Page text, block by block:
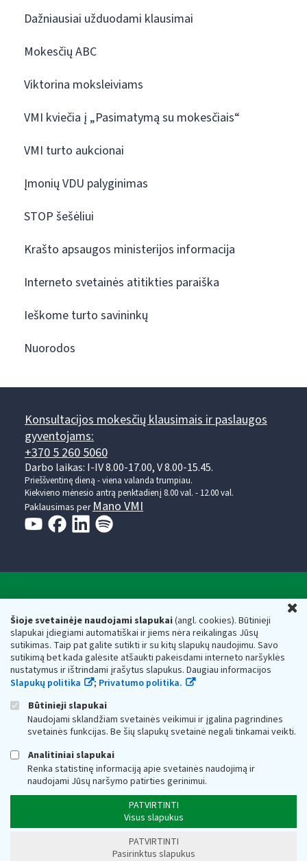
Šioje svetainėje naudojami slapukai(angl. cookies). Būtinieji
slapukai įdiegiami automatiškai ir jiems nėra reikalingas Jūsų
sutikimas. Taip pat galite sutikti ir su kitų slapukų naudojimu. Savo
sutikimą bet kada galėsite atšaukti pakeisdami interneto naršyklės
nustatymus ir ištrindami įrašytus slapukus. Daugiau informacijos
Slapukų politika
; Privatumo politika.
Būtinieji slapukai
Naudojami sklandžiam svetainės veikimui ir įgalina pagrindines
svetainės funkcijas. Be šių slapukų svetainė negali tinkamai veikti.
Analitiniai slapukai
Renka statistinę informaciją apie svetainės naudojimą ir
naudojami Jūsų naršymo patirties gerinimui.
PATVIRTINTI
Visus slapukus
PATVIRTINTI
Pasirinktus slapukus
Dažniausiai užduodami klausimai
Mokesčių ABC
Viktorina moksleiviams
VMI kviečia į „Pasimatymą su mokesčiais“
VMI turto aukcionai
Įmonių VDU palyginimas
STOP šešėliui
Krašto apsaugos ministerijos informacija
Interneto svetainės atitikties paraiška
Ieškome turto savininkų
Nuorodos
Konsultacijos mokesčių klausimais ir paslaugos
gyventojams:
+370 5 260 5060
Darbo laikas: I-IV 8.00-17.00, V 8.00-15.45.
Prieššventinę dieną - viena valanda trumpiau.
Kiekvieno mėnesio antrą penktadienį 8.00 val. - 12.00 val.
Paklausimas per Mano VMI
Respublikos finansų ministerijos
Biudžetinė įstaiga. Juridinio asmens kodas — 188659752,
adresas: Vasario 16-osios g. 14, 01107 Vilnius, Lietuva, el.paštas:
vmi@vmi.lt, E. pristatymo dėžutės adresas 188659752
Duomenys apie Valstybinę mokesčių inspekciją prie Lietuvos
Respublikos finansų ministerijos kaupiami ir saugomi Juridinių